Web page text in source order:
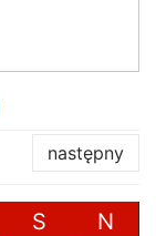
następny
S N